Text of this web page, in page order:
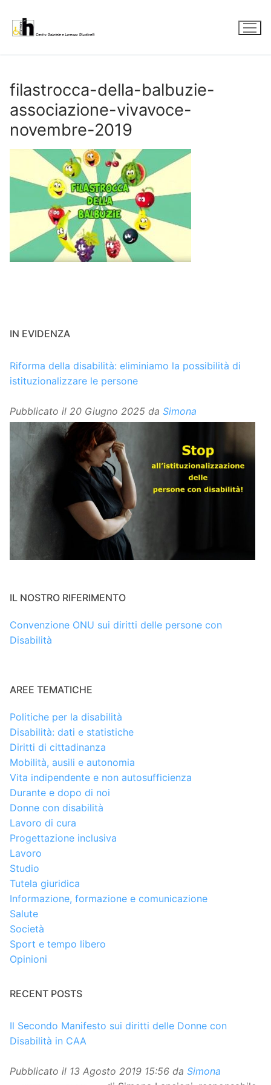
contenuto
filastrocca-della-balbuzie-
associazione-vivavoce-
novembre-2019
IN EVIDENZA
Riforma della disabilità: eliminiamo la possibilità di
istituzionalizzare le persone
Pubblicato il 20 Giugno 2025 da Simona
IL NOSTRO RIFERIMENTO
Convenzione ONU sui diritti delle persone con
Disabilità
AREE TEMATICHE
Politiche per la disabilità
Disabilità: dati e statistiche
Diritti di cittadinanza
Mobilità, ausili e autonomia
Vita indipendente e non autosufficienza
Durante e dopo di noi
Donne con disabilità
Lavoro di cura
Progettazione inclusiva
Lavoro
Studio
Tutela giuridica
Informazione, formazione e comunicazione
Salute
Società
Sport e tempo libero
Opinioni
RECENT POSTS
Il Secondo Manifesto sui diritti delle Donne con
Disabilità in CAA
Pubblicato il 13 Agosto 2019 15:56 da Simona